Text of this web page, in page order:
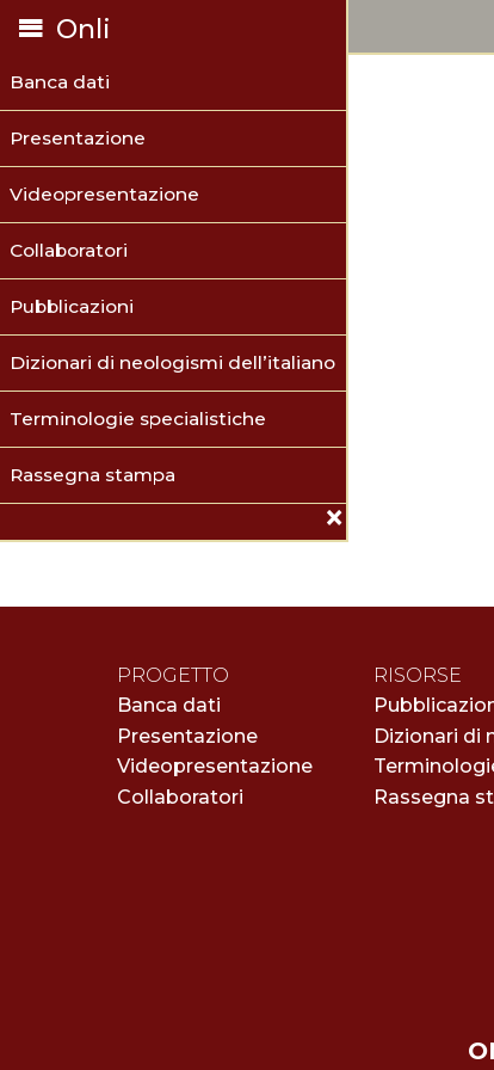
Onli
Banca dati
Presentazione
Videopresentazione
Collaboratori
Pubblicazioni
Dizionari di neologismi dell’italiano
Terminologie specialistiche
Rassegna stampa
PROGETTO
Banca dati
Presentazione
Videopresentazione
Collaboratori
RISORSE
Dizionari di
Rassegna